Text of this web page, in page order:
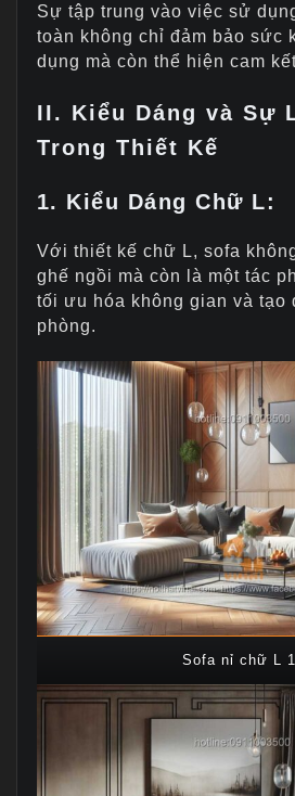
Sự tập trung vào việc sử
toàn không chỉ đảm bảo sức
dụng mà còn thể hiện cam
II. Kiểu Dáng và Sự
Trong Thiết Kế
1. Kiểu Dáng Chữ L:
Với thiết kế chữ L, sofa
ghế ngồi mà còn là một tác
tối ưu hóa không gian và tạo
phòng.
Sofa nỉ chữ L